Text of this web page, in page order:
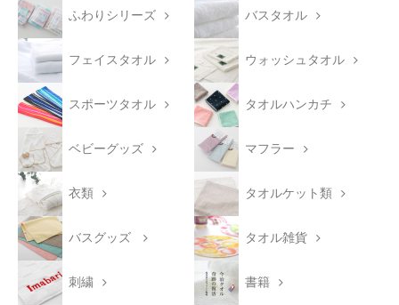
ふわりシリーズ バスタオル
フェイスタオル ウォッシュタオル
スポーツタオル タオルハンカチ
ベビーグッズ マフラー
衣類 タオルケット類
バスグッズ タオル雑貨
刺繍 書籍